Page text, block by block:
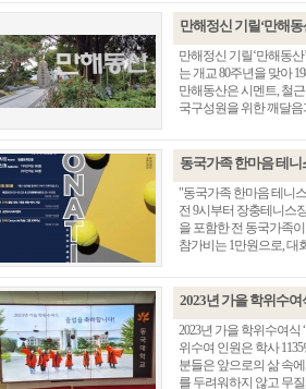
만해정신 기릴‘만해동
만해정신 기릴‘만해동
는 개교 80주년을 맞아
만해동산은 시멘트, 철
국구성원을 위한 깨달
동국가족 한마음 테니
"동국가족 한마음 테니
전 9시부터 장충테니스
을 포함한 전 동국가족
참가비는 1만원으로, 대
2023년 가을 학위수
2023년 가을 학위수여식
위수여 인원은 학사
분들은 앞으로의 삶 속
를 두려워하지 않고 무